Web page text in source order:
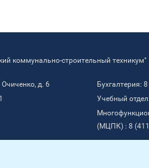
коммунально-строительный техникум"
Очиченко, д. 6
Бухгалтерия:
Учебный
(МЦПК) : 8